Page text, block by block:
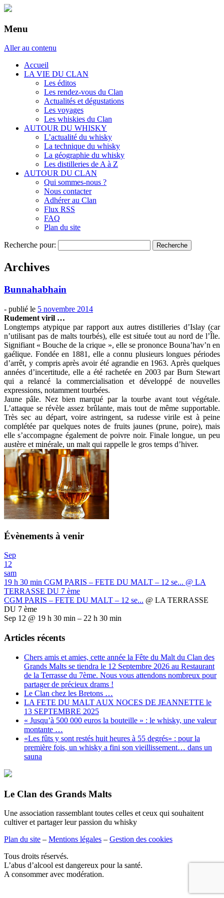
Menu
Aller au contenu
Accueil
LA VIE DU CLAN
Les éditos
Les rendez-vous du Clan
Actualités et dégustations
Les voyages
Les whiskies du Clan
AUTOUR DU WHISKY
L’actualité du whisky
La technique du whisky
La géographie du whisky
Les distilleries de A à Z
AUTOUR DU CLAN
Qui sommes-nous ?
Nous contacter
Adhérer au Clan
Flux RSS
FAQ
Plan du site
Recherche pour:
Archives
Bunnahabhain
- publié le 5 novembre 2014
Rudement viril …
Longtemps atypique par rapport aux autres distilleries d’Islay (car
n’utilisant pas de malts tourbés), elle est située tout au nord de l’Île.
Signifiant « Bouche de la crique », elle se prononce Bouna’hav’n en
gaélique. Fondée en 1881, elle a connu plusieurs longues périodes
d’arrêt, y compris après avoir été agrandie en 1963. Après quelques
années d’incertitude, elle a été rachetée en 2003 par Burn Stewart
qui a relancé la commercialisation et développé de nouvelles
expressions, notamment tourbées.
Jaune pâle. Nez bien marqué par la tourbe avant tout végétale.
L’attaque se révèle assez brûlante, mais tout de même supportable.
Très sec au départ, voire astringent, sa rudesse virile est à peine
complétée par quelques notes de fruits jaunes (prune, poire), mais
elle s’accompagne également de poivre noir. Finale longue, un peu
austère et minérale, un malt qui rappelle le gros temps d’hiver.
Évènements à venir
Sep
12
sam
19 h 30 min CGM PARIS – FETE DU MALT – 12 se... @ LA
TERRASSE DU 7 ème
CGM PARIS – FETE DU MALT – 12 se... @ LA TERRASSE
DU 7 ème
Sep 12 @ 19 h 30 min – 22 h 30 min
Articles récents
Chers amis et amies, cette année la Fête du Malt du Clan des
Grands Malts se tiendra le 12 Septembre 2026 au Restaurant
de la Terrasse du 7ème. Nous vous attendons nombreux pour
partager de précieux drams !
Le Clan chez les Bretons …
LA FETE DU MALT AUX NOCES DE JEANNETTE le
13 SEPTEMBRE 2025
« Jusqu’à 500 000 euros la bouteille » : le whisky, une valeur
montante …
«Les fûts y sont restés huit heures à 55 degrés» : pour la
première fois, un whisky a fini son vieillissement… dans un
sauna
Le Clan des Grands Malts
Une association rassemblant toutes celles et ceux qui souhaitent
cultiver et partager leur passion du whisky
Plan du site – Mentions légales – Gestion des cookies
Tous droits réservés.
L’abus d’alcool est dangereux pour la santé.
A consommer avec modération.